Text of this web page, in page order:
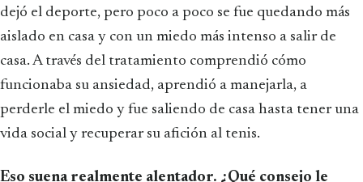
dejó el deporte, pero poco a poco se fue quedando más
aislado en casa y con un miedo más intenso a salir de
casa. A través del tratamiento comprendió cómo
funcionaba su ansiedad, aprendió a manejarla, a
perderle el miedo y fue saliendo de casa hasta tener una
vida social y recuperar su afición al tenis.
Eso suena realmente alentador. ¿Qué consejo le